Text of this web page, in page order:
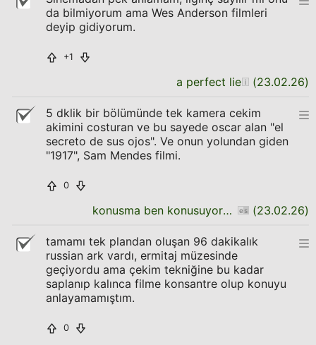
da bilmiyorum ama Wes Anderson filmleri
deyip gidiyorum.
+1
a perfect lie (23.02.26)
5 dklik bir bölümünde tek kamera cekim
akimini costuran ve bu sayede oscar alan "el
secreto de sus ojos". Ve onun yolundan giden
"1917", Sam Mendes filmi.
0
konusma ben konusuyorum daha bitirmedim (23.02.26)
tamamı tek plandan oluşan 96 dakikalık
russian ark vardı, ermitaj müzesinde
geçiyordu ama çekim tekniğine bu kadar
saplanıp kalınca filme konsantre olup konuyu
anlayamamıştım.
0